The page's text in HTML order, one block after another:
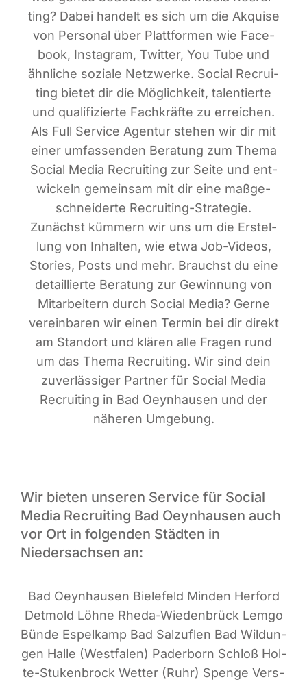
ting? Dabei han­delt es sich um die Akqui­se
von Per­so­nal über Platt­for­men wie Face­
book, Insta­gram, Twit­ter, You Tube und
ähn­li­che sozia­le Netz­wer­ke. Social Recrui­
ting bie­tet dir die Mög­lich­keit, talen­tier­te
und qua­li­fi­zier­te Fach­kräf­te zu errei­chen.
Als Full Ser­vice Agen­tur ste­hen wir dir mit
einer umfas­sen­den Bera­tung zum The­ma
Social Media Recrui­ting zur Sei­te und ent­
wi­ckeln gemein­sam mit dir eine maß­ge­
schnei­der­te Recrui­ting-Stra­te­gie.
Zunächst küm­mern wir uns um die Erstel­
lung von Inhal­ten, wie etwa Job-Vide­os,
Sto­ries, Posts und mehr. Brauchst du eine
detail­lier­te Bera­tung zur Gewin­nung von
Mit­ar­bei­tern durch Social Media? Ger­ne
ver­ein­ba­ren wir einen Ter­min bei dir direkt
am Stand­ort und klä­ren alle Fra­gen rund
um das The­ma Recrui­ting. Wir sind dein
zuver­läs­si­ger Part­ner für Social Media
Recrui­ting in Bad Oeyn­hau­sen und der
nähe­ren Umgebung.
Wir bieten unseren Service für Social
Media Recruiting Bad Oeynhausen auch
vor Ort in folgenden Städten in
Niedersachsen an:
Bad Oeyn­hau­sen Bie­le­feld Min­den Her­ford
Det­mold Löh­ne Rhe­da-Wie­den­brück Lem­go
Bün­de Espel­kamp Bad Sal­zu­flen Bad Wil­dun­
gen Hal­le (West­fa­len) Pader­born Schloß Hol­
te-Stu­ken­b­rock Wet­ter (Ruhr) Spen­ge Vers­